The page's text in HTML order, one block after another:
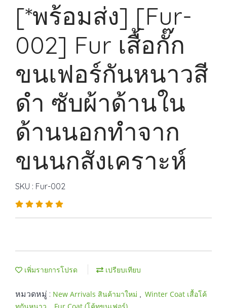
[*พร้อมส่ง] [Fur-
002] Fur เสื้อกั๊ก
ขนเฟอร์กันหนาวสี
ดำ ซับผ้าด้านใน
ด้านนอกทำจาก
ขนนกสังเคราะห์
SKU : Fur-002
เพิ่มรายการโปรด เปรียบเทียบ
หมวดหมู่ : New Arrivals สินค้ามาใหม่ , Winter Coat เสื้อโค้
,